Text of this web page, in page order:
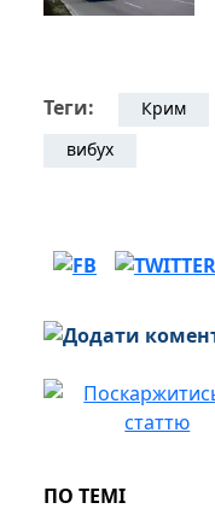
Теги: Крим
вибух
ПО ТЕМІ